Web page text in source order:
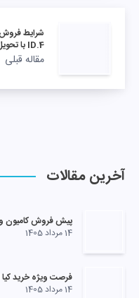
شرایط
ID.4 با تحویل فوری آغاز شد
مقاله قبلی
آخرین مقالات
پیش فروش کامیون
14 مرداد 1405
فرصت ویژه خرید کیا اسپورتیج
14 مرداد 1405